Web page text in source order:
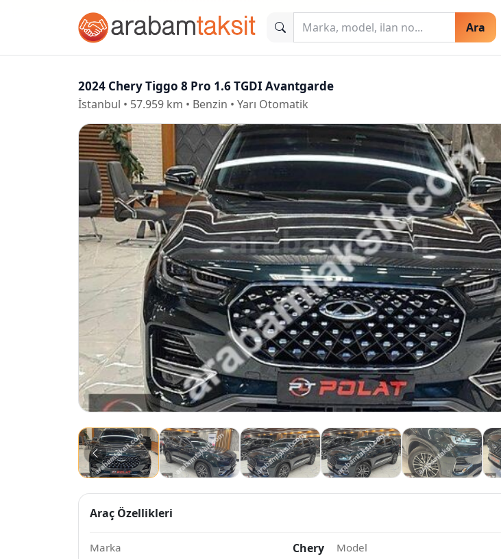
Ara
2024 Chery Tiggo 8 Pro 1.6 TGDI Avantgarde
İstanbul • 57.959 km • Benzin • Yarı Otomatik
Araç Özellikleri
Marka Chery Model